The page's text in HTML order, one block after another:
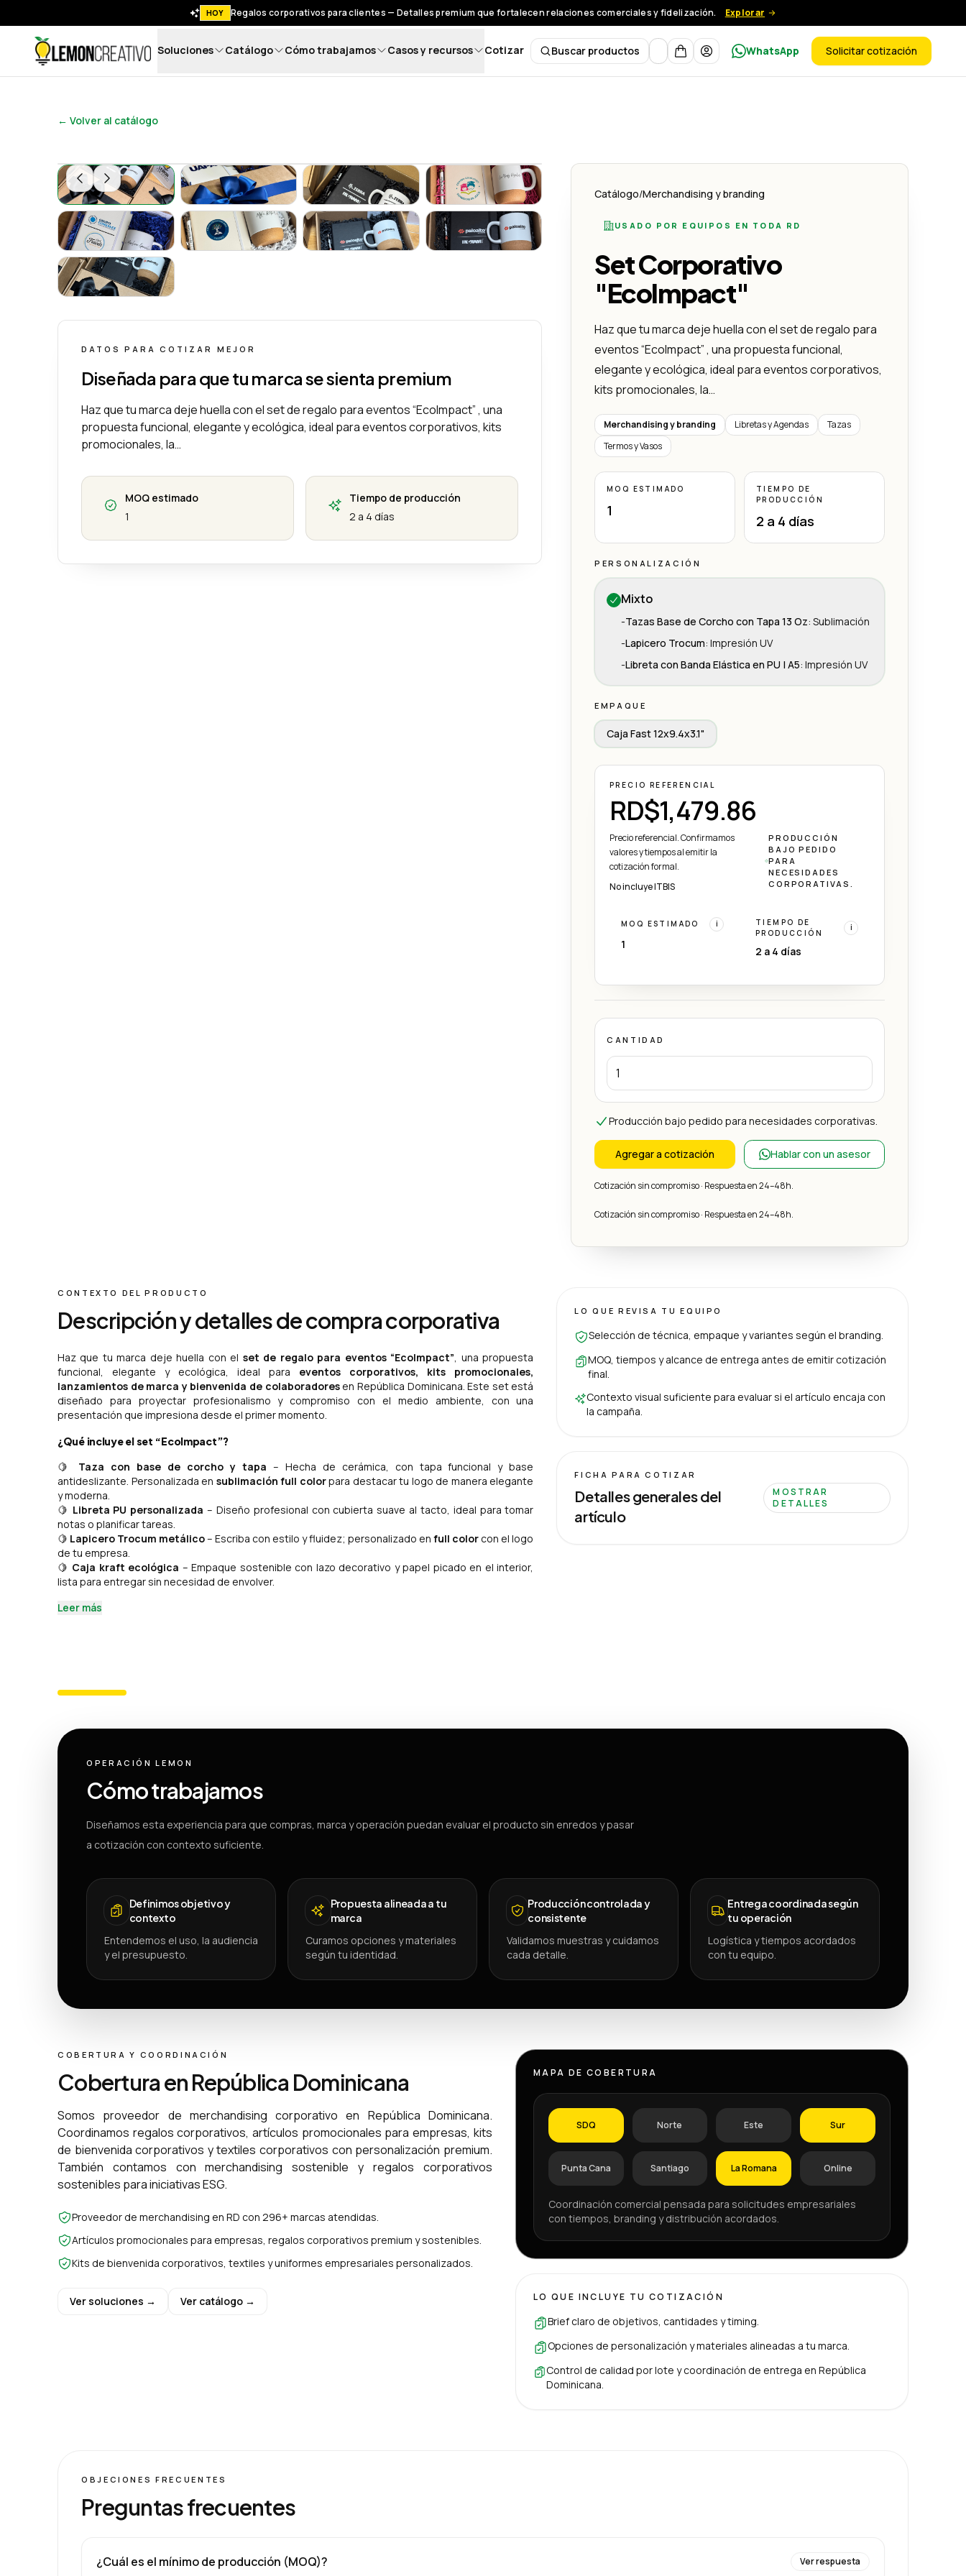
HOY Regalos corporativos para clientes — Detalles premium que fortalecen relaciones comerciales y fidelización. Explorar
Lemon Creativo
Soluciones Catálogo Cómo trabajamos Casos y recursos Cotizar Buscar productos
Buscar productos
Moneda WhatsApp Solicitar cotización
← Volver al catálogo
Set Corporativo "EcoImpact" - Lemon Creativo
Set Corporativo "EcoImpact"Set Corporativo "EcoImpact"Set Corporativo "EcoImpact"
Set Corporativo "EcoImpact"Set Corporativo "EcoImpact"Set Corporativo "EcoImpact" - Lemon CreativoSet Corporativo "EcoImpact" - Lemon Creativo
Set Corporativo "EcoImpact" - Lemon Creativo
DATOS PARA COTIZAR MEJOR
Diseñada para que tu marca se sienta premium
Haz que tu marca deje huella con el set de regalo para eventos “EcoImpact” , una
propuesta funcional, elegante y ecológica, ideal para eventos corporativos, kits
promocionales, la…
MOQ estimado
1
Tiempo de producción
2 a 4 días
Catálogo/Merchandising y branding
USADO POR EQUIPOS EN TODA RD
Set Corporativo
"EcoImpact"
Haz que tu marca deje huella con el set de regalo para
eventos “EcoImpact” , una propuesta funcional,
elegante y ecológica, ideal para eventos corporativos,
kits promocionales, la…
Merchandising y branding Libretas y Agendas
Tazas
Termos y Vasos
MOQ ESTIMADO
1
TIEMPO DE
PRODUCCIÓN
2 a 4 días
PERSONALIZACIÓN
Mixto
-Tazas Base de Corcho con Tapa 13 Oz: Sublimación
-Lapicero Trocum: Impresión UV
-Libreta con Banda Elástica en PU | A5: Impresión UV
EMPAQUE
Caja Fast 12x9.4x3.1"
PRECIO REFERENCIAL
RD$1,479.86
Precio referencial. Confirmamos
valores y tiempos al emitir la
cotización formal.
No incluye ITBIS
PRODUCCIÓN
BAJO PEDIDO
PARA
NECESIDADES
CORPORATIVAS.
MOQ ESTIMADO i
1
TIEMPO DE
PRODUCCIÓN
i
2 a 4 días
CANTIDAD
Producción bajo pedido para necesidades corporativas.
Agregar a cotización Hablar con un asesor
Cotización sin compromiso · Respuesta en 24–48h.
Cotización sin compromiso · Respuesta en 24–48h.
CONTEXTO DEL PRODUCTO
Descripción y detalles de compra corporativa
Haz que tu marca deje huella con el set de regalo para eventos “EcoImpact” , una propuesta
funcional, elegante y ecológica, ideal para eventos corporativos, kits promocionales,
lanzamientos de marca y bienvenida de colaboradoresen República Dominicana. Este set está
diseñado para proyectar profesionalismo y compromiso con el medio ambiente, con una
presentación que impresiona desde el primer momento.
¿Qué incluye el set “EcoImpact”?
🍋 Taza con base de corcho y tapa – Hecha de cerámica, con tapa funcional y base
antideslizante. Personalizada en sublimación full colorpara destacar tu logo de manera elegante
y moderna.
🍋 Libreta PU personalizada – Diseño profesional con cubierta suave al tacto, ideal para tomar
notas o planificar tareas.
🍋 Lapicero Trocum metálico– Escriba con estilo y fluidez; personalizado enfull colorcon el logo
de tu empresa.
🍋 Caja kraft ecológica – Empaque sostenible con lazo decorativo y papel picado en el interior,
lista para entregar sin necesidad de envolver.
Leer más
LO QUE REVISA TU EQUIPO
Selección de técnica, empaque y variantes según el branding.
MOQ, tiempos y alcance de entrega antes de emitir cotización
final.
Contexto visual suficiente para evaluar si el artículo encaja con
la campaña.
FICHA PARA COTIZAR
Detalles generales del
artículo
MOSTRAR
DETALLES
OPERACIÓN LEMON
Cómo trabajamos
Diseñamos esta experiencia para que compras, marca y operación puedan evaluar el producto sin enredos y pasar
a cotización con contexto suficiente.
Definimos objetivo y
contexto
Entendemos el uso, la audiencia
y el presupuesto.
Propuesta alineada a tu
marca
Curamos opciones y materiales
según tu identidad.
Producción controlada y
consistente
Validamos muestras y cuidamos
cada detalle.
Entrega coordinada según
tu operación
Logística y tiempos acordados
con tu equipo.
COBERTURA Y COORDINACIÓN
Cobertura en República Dominicana
Somos proveedor de merchandising corporativo en República Dominicana.
Coordinamos regalos corporativos, artículos promocionales para empresas, kits
de bienvenida corporativos y textiles corporativos con personalización premium.
También contamos con merchandising sostenible y regalos corporativos
sostenibles para iniciativas ESG.
Proveedor de merchandising en RD con 296+ marcas atendidas.
Artículos promocionales para empresas, regalos corporativos premium y sostenibles.
Kits de bienvenida corporativos, textiles y uniformes empresariales personalizados.
Ver soluciones → Ver catálogo →
MAPA DE COBERTURA
SDQ Norte Este Sur
Punta Cana Santiago La Romana Online
Coordinación comercial pensada para solicitudes empresariales
con tiempos, branding y distribución acordados.
LO QUE INCLUYE TU COTIZACIÓN
Brief claro de objetivos, cantidades y timing.
Opciones de personalización y materiales alineadas a tu marca.
Control de calidad por lote y coordinación de entrega en República
Dominicana.
OBJECIONES FRECUENTES
Preguntas frecuentes
¿Cuál es el mínimo de producción (MOQ)? Ver respuesta